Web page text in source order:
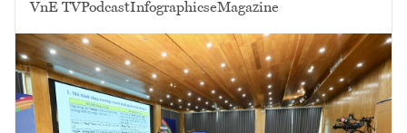
VnE TVPodcastInfographicseMagazine